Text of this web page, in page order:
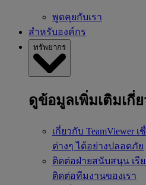
พูดคุยกับเรา
สำหรับองค์กร
ทรัพยากร
ดูข้อมูลเพิ่มเติมเกี่
เกี่ยวกับ TeamViewer เ
ต่างๆ ได้อย่างปลอดภัย
ติดต่อฝ่ายสนับสนุน เรี
ติดต่อทีมงานของเรา